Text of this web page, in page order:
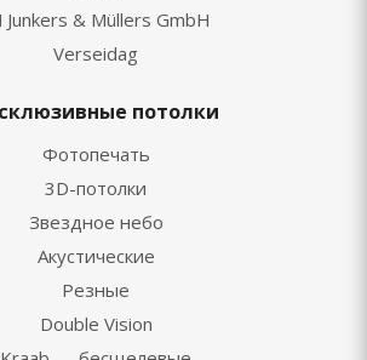
Junkers & Müllers GmbH
Verseidag
потолки
Фотопечать
3D-потолки
Звездное небо
Акустические
Резные
Double Vision